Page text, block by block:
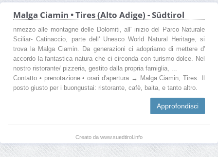
Malga Ciamin • Tires (Alto Adige) - Südtirol
nmezzo alle montagne delle Dolomiti, all' inizio del Parco Naturale
Sciliar- Catinaccio, parte dell' Unesco World Natural Heritage, si
trova la Malga Ciamin. Da generazioni ci adopriamo di mettere d'
accordo la fantastica natura che ci circonda con turismo dolce. Nel
nostro ristorante/ pizzeria, gestito dalla propria famiglia, ...
Contatto • prenotazione • orari d'apertura → Malga Ciamin, Tires. Il
posto giusto per i buongustai: ristorante, cafè, baita, e tanto altro.
Approfondisci
Creato da www.suedtirol.info